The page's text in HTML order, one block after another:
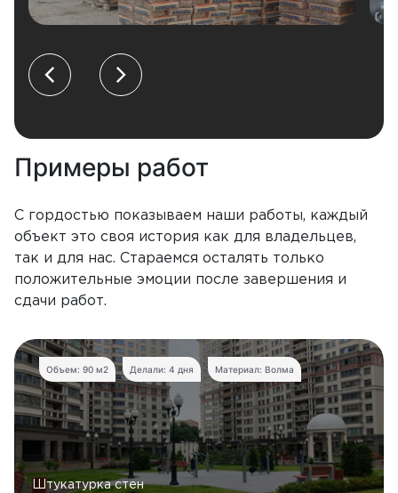
Примеры работ
С гордостью показываем наши работы, каждый
объект это своя история как для владельцев,
так и для нас. Стараемся осталять только
положительные эмоции после завершения и
сдачи работ.
Объем: 90 м2 Делали: 4 дня Материал: Волма
Штукатурка стен